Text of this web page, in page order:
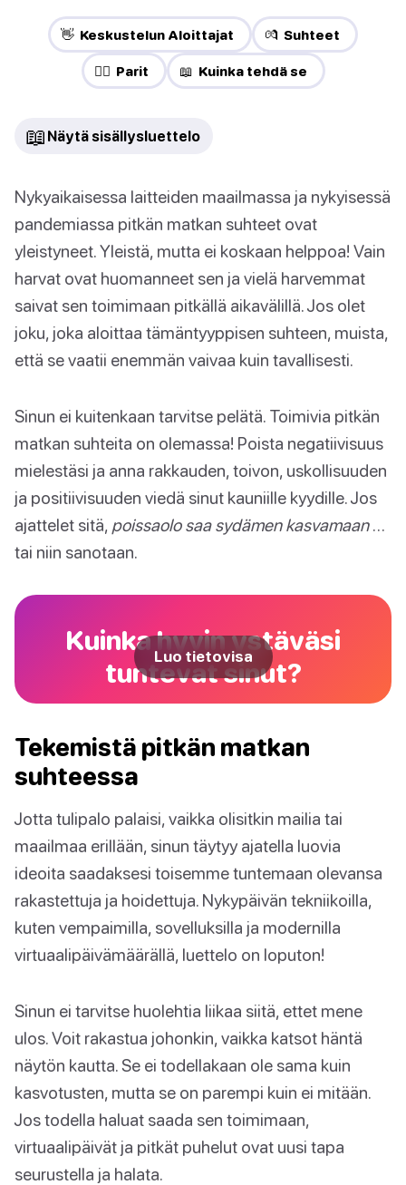
👋 Keskustelun Aloittajat 💏 Suhteet
❤️‍🔥 Parit 📖 Kuinka tehdä se
📖 Näytä sisällysluettelo
Nykyaikaisessa laitteiden maailmassa ja nykyisessä
pandemiassa pitkän matkan suhteet ovat
yleistyneet. Yleistä, mutta ei koskaan helppoa! Vain
harvat ovat huomanneet sen ja vielä harvemmat
saivat sen toimimaan pitkällä aikavälillä. Jos olet
joku, joka aloittaa tämäntyyppisen suhteen, muista,
että se vaatii enemmän vaivaa kuin tavallisesti.
Sinun ei kuitenkaan tarvitse pelätä. Toimivia pitkän
matkan suhteita on olemassa! Poista negatiivisuus
mielestäsi ja anna rakkauden, toivon, uskollisuuden
ja positiivisuuden viedä sinut kauniille kyydille. Jos
ajattelet sitä, poissaolo saa sydämen kasvamaan…
tai niin sanotaan.
Kuinka hyvin ystäväsi
tuntevat sinut?
Luo tietovisa
Tekemistä pitkän matkan
suhteessa
Jotta tulipalo palaisi, vaikka olisitkin mailia tai
maailmaa erillään, sinun täytyy ajatella luovia
ideoita saadaksesi toisemme tuntemaan olevansa
rakastettuja ja hoidettuja. Nykypäivän tekniikoilla,
kuten vempaimilla, sovelluksilla ja modernilla
virtuaalipäivämäärällä, luettelo on loputon!
Sinun ei tarvitse huolehtia liikaa siitä, ettet mene
ulos. Voit rakastua johonkin, vaikka katsot häntä
näytön kautta. Se ei todellakaan ole sama kuin
kasvotusten, mutta se on parempi kuin ei mitään.
Jos todella haluat saada sen toimimaan,
virtuaalipäivät ja pitkät puhelut ovat uusi tapa
seurustella ja halata.